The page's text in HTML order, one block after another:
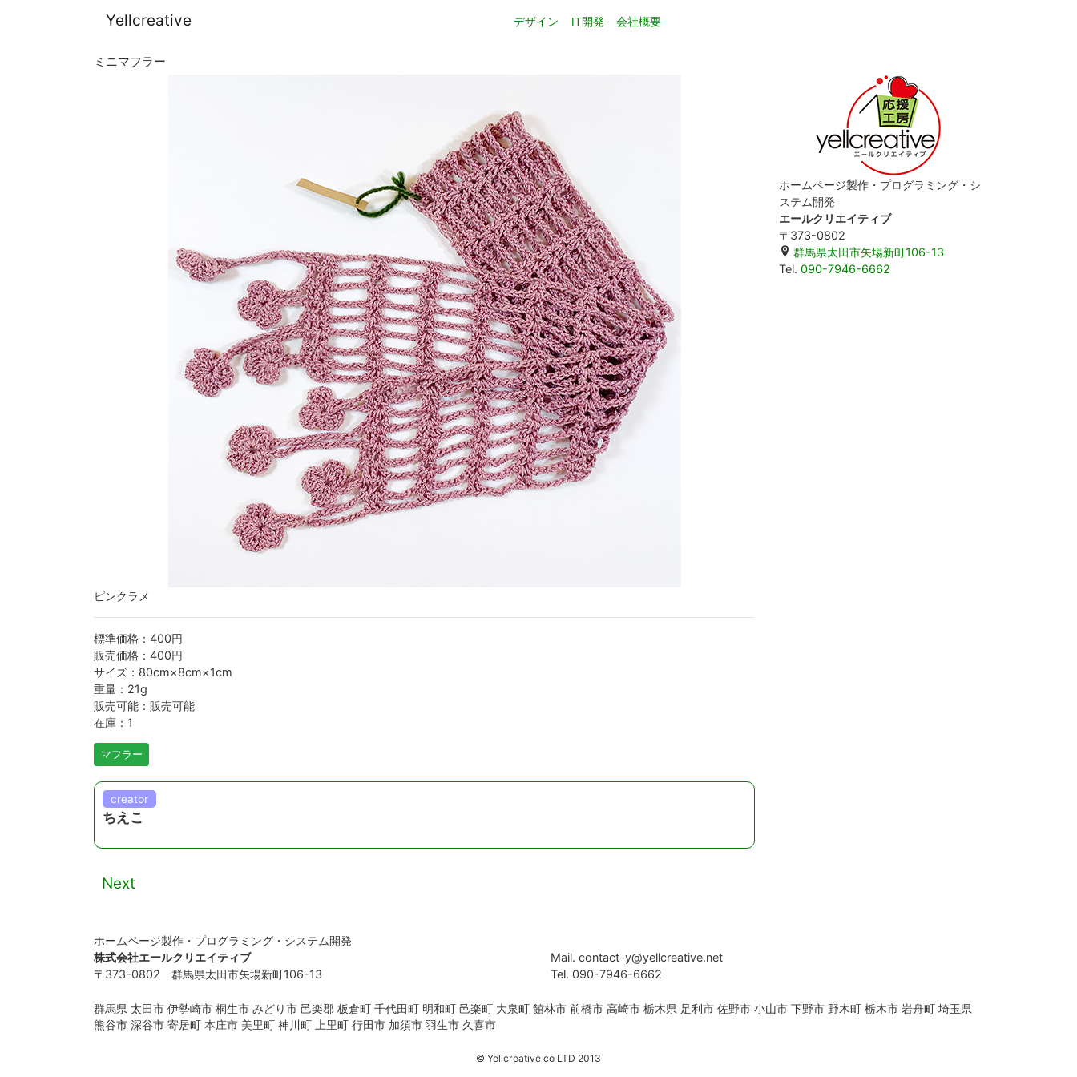
Yellcreative デザイン IT開発 会社概要
ミニマフラー
ピンクラメ
標準価格：400円
販売価格：400円
サイズ：80cm×8cm×1cm
重量：21g
販売可能：販売可能
在庫：1
マフラー
creator
ちえこ
Next
ホームページ製作・プログラミング・シ
ステム開発
エールクリエイティブ
〒373-0802
群馬県太田市矢場新町106-13
Tel. 090-7946-6662
ホームページ製作・プログラミング・システム開発
株式会社エールクリエイティブ
〒373-0802 群馬県太田市矢場新町106-13
Mail. contact-y@yellcreative.net
Tel. 090-7946-6662
群馬県 太田市 伊勢崎市 桐生市 みどり市 邑楽郡 板倉町 千代田町 明和町 邑楽町 大泉町 館林市 前橋市 高崎市 栃木県 足利市 佐野市 小山市 下野市 野木町 栃木市 岩舟町 埼玉県
熊谷市 深谷市 寄居町 本庄市 美里町 神川町 上里町 行田市 加須市 羽生市 久喜市
© Yellcreative co LTD 2013